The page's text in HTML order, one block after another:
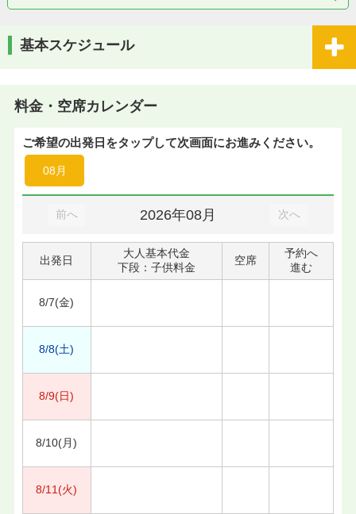
基本スケジュール
料金・空席カレンダー
ご希望の出発日をタップして次画面にお進みください。
08月
前へ 2026年08月 次へ
出発日
大人基本代金
下段：子供料金
空席
予約へ
進む
8/7(金)
8/8(土)
8/9(日)
8/10(月)
8/11(火)